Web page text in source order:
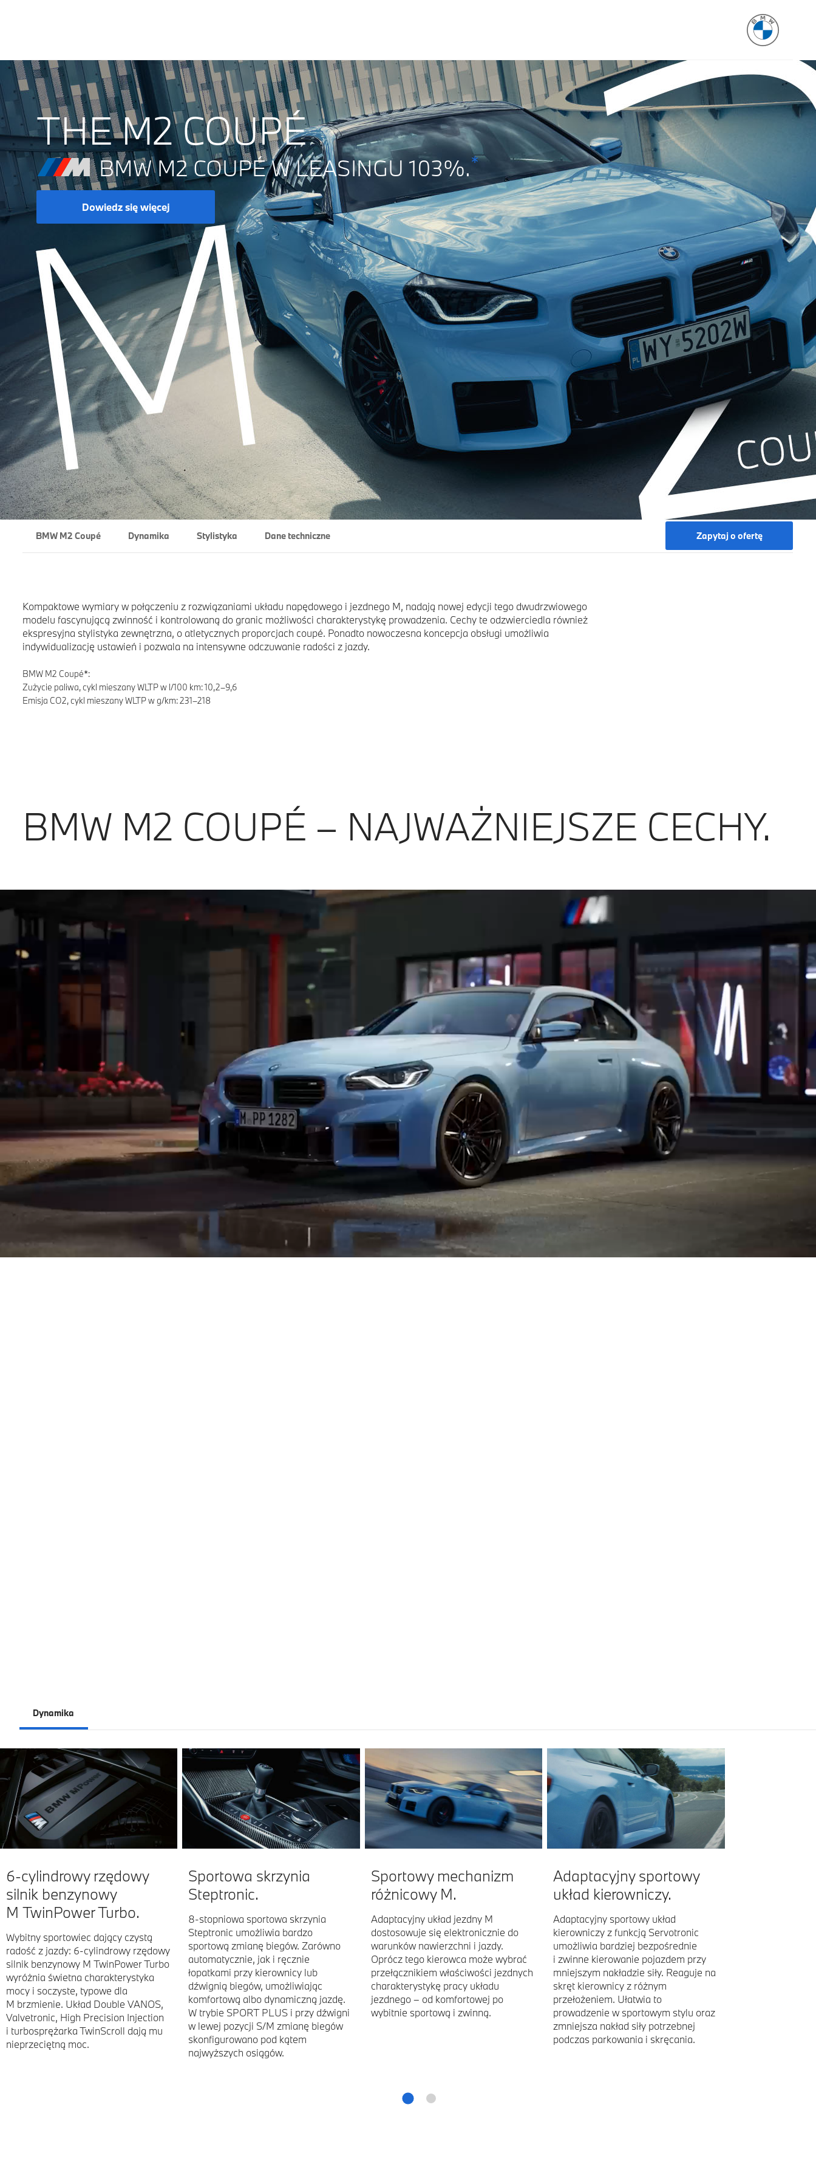
THE M2 COUPÉ
BMW M2 COUPÉ W LEASINGU 103%.*
Dowiedz się więcej
Zapytaj o ofertę
BMW M2 Coupé Dynamika Stylistyka Dane techniczne
Kompaktowe wymiary w połączeniu z rozwiązaniami układu napędowego i jezdnego M, nadają nowej edycji tego dwudrzwiowego
modelu fascynującą zwinność i kontrolowaną do granic możliwości charakterystykę prowadzenia. Cechy te odzwierciedla również
ekspresyjna stylistyka zewnętrzna, o atletycznych proporcjach coupé. Ponadto nowoczesna koncepcja obsługi umożliwia
indywidualizację ustawień i pozwala na intensywne odczuwanie radości z jazdy.
BMW M2 Coupé*:
Zużycie paliwa, cykl mieszany WLTP w l/100 km: 10,2–9,6
Emisja CO2, cykl mieszany WLTP w g/km: 231–218
BMW M2 COUPÉ – NAJWAŻNIEJSZE CECHY.
Dynamika
6-cylindrowy rzędowy
silnik benzynowy
M TwinPower Turbo.
Wybitny sportowiec dający czystą
radość z jazdy: 6-cylindrowy rzędowy
silnik benzynowy M TwinPower Turbo
wyróżnia świetna charakterystyka
mocy i soczyste, typowe dla
M brzmienie. Układ Double VANOS,
Valvetronic, High Precision Injection
i turbosprężarka TwinScroll dają mu
nieprzeciętną moc.
Sportowa skrzynia
Steptronic.
8-stopniowa sportowa skrzynia
Steptronic umożliwia bardzo
sportową zmianę biegów. Zarówno
automatycznie, jak i ręcznie
łopatkami przy kierownicy lub
dźwignią biegów, umożliwiając
komfortową albo dynamiczną jazdę.
W trybie SPORT PLUS i przy dźwigni
w lewej pozycji S/M zmianę biegów
skonfigurowano pod kątem
najwyższych osiągów.
Sportowy mechanizm
różnicowy M.
Adaptacyjny układ jezdny M
dostosowuje się elektronicznie do
warunków nawierzchni i jazdy.
Oprócz tego kierowca może wybrać
przełącznikiem właściwości jezdnych
charakterystykę pracy układu
jezdnego – od komfortowej po
wybitnie sportową i zwinną.
Adaptacyjny sportowy
układ kierowniczy.
Adaptacyjny sportowy układ
kierowniczy z funkcją Servotronic
umożliwia bardziej bezpośrednie
i zwinne kierowanie pojazdem przy
mniejszym nakładzie siły. Reaguje na
skręt kierownicy z różnym
przełożeniem. Ułatwia to
prowadzenie w sportowym stylu oraz
zmniejsza nakład siły potrzebnej
podczas parkowania i skręcania.